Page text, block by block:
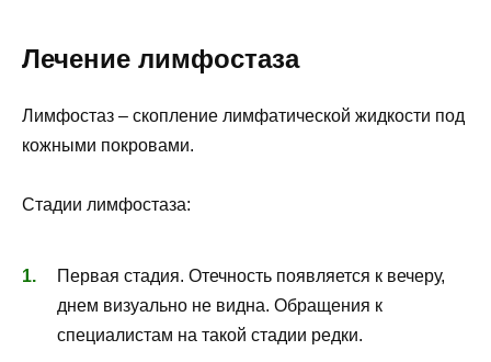
Лечение лимфостаза
Лимфостаз – скопление лимфатической жидкости под
кожными покровами.
Стадии лимфостаза:
Первая стадия. Отечность появляется к вечеру,
днем визуально не видна. Обращения к
специалистам на такой стадии редки.